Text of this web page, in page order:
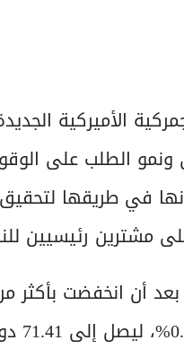
الأميركية
ونمو الطلب على
أنها في طريقها
مشترين رئيسيين